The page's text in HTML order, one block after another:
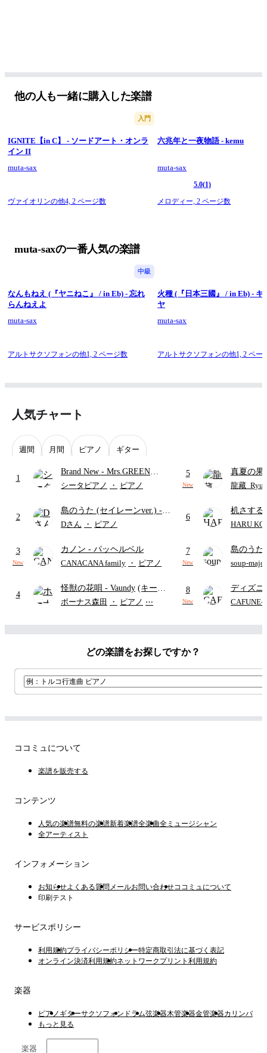
他の人も一緒に購入した楽譜
入門
IGNITE【in C】 - ソードアート・オンラ
イン II
muta-sax
ヴァイオリンの他4, 2 ページ数
六兆年と一夜物語 - kemu
muta-sax
5.0(1)
メロディー,2 ページ数
muta-saxの一番人気の楽譜
中級
なんもねえ (『ヤニねこ』 / in Eb) - 忘れ
らんねえよ
muta-sax
アルトサクソフォンの他1, 2 ページ数
火種 (『日本三國』 / in Eb) - キ
ヤ
muta-sax
アルトサクソフォンの他1,2 ペー
人気チャート
週間 月間 ピアノ ギター
1
Brand New - Mrs.GREEN
APPLE
シータピアノ ・ ピアノ
2
島のうた (セイレーンver.) -
セイレーン(CV.鈴木みのり)
ード・ペダル付き/『映画ちい
かわ 人魚の島のひみつ』よ
Dさん ・ ピアノ
3
New
カノン - パッヘルベル
CANACANA family ・ ピアノ
4
怪獣の花唄 - Vaundy (キーボ
ードパート)
ボーナス森田 ・ ピアノ ⋯
5
New
真夏の
ターズ
龍藏
6
机さする
HARU
7
New
島のうた
映画ちい
soup-majo
8
New
ディズ
レー-
ード有)
CAFUNE-
どの楽譜をお探しですか？
ココミュについて
楽譜を販売する
コンテンツ
人気の楽譜無料の楽譜新着楽譜全楽曲全ミュージシャン
全アーティスト
インフォメーション
お知らせよくある質問 メールお問い合わせココミュについて
印刷テスト
サービスポリシー
利用規約プライバシーポリシー特定商取引法に基づく表記
オンライン決済利用規約ネットワークプリント利用規約
楽器
ピアノ ギターサクソフォン ドラム弦楽器木管楽器金管楽器カリンバ
もっと見る
楽器